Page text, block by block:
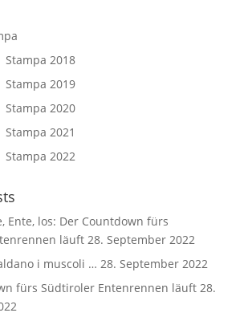
Stampa 2018
Stampa 2019
Stampa 2020
Stampa 2021
Stampa 2022
Ente, los: Der Countdown fürs
läuft 28. September 2022
i muscoli … 28. September 2022
fürs Südtiroler Entenrennen läuft 28.